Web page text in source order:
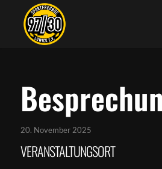
20. November 2025
VERANSTALTUNGSORT